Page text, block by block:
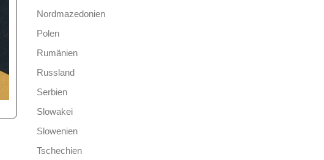
Nordmazedonien
Polen
Rumänien
Russland
Serbien
Slowakei
Slowenien
Tschechien